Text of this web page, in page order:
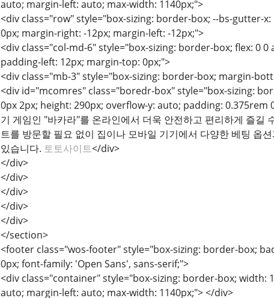
auto; margin-left: auto; max-width: 1140px;">
<div class="row" style="box-sizing: border-box; --bs-gutter-
0px; margin-right: -12px; margin-left: -12px;">
<div class="col-md-6" style="box-sizing: border-box; flex: 0
padding-left: 12px; margin-top: 0px;">
<div class="mb-3" style="box-sizing: border-box; margin-
<div id="mcomres" class="boredr-box" style="box-sizing:
0px 2px; height: 290px; overflow-y: auto; padding: 0.375rem
기 게임인 "바카라"를 온라인에서 더욱 안전하고 편리하게 즐길
트를 방문할 필요 없이 집이나 모바일 기기에서 다양한 베팅 옵
있습니다. 토토사이트</div>
</div>
</div>
</div>
</div>
</div>
</section>
<footer class="wos-footer" style="box-sizing: border-box;
0px; font-family: 'Open Sans', sans-serif;">
<div class="container" style="box-sizing: border-box;
auto; margin-left: auto; max-width: 1140px;"> </div>